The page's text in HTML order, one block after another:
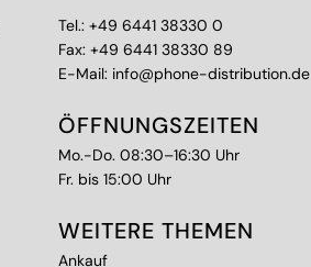
Tel.: +49 6441 38330 0
Fax: +49 6441 38330 89
E-Mail: info@phone-distribution.de
ÖFFNUNGSZEITEN
Mo.-Do. 08:30–16:30 Uhr
Fr. bis 15:00 Uhr
WEITERE THEMEN
Ankauf